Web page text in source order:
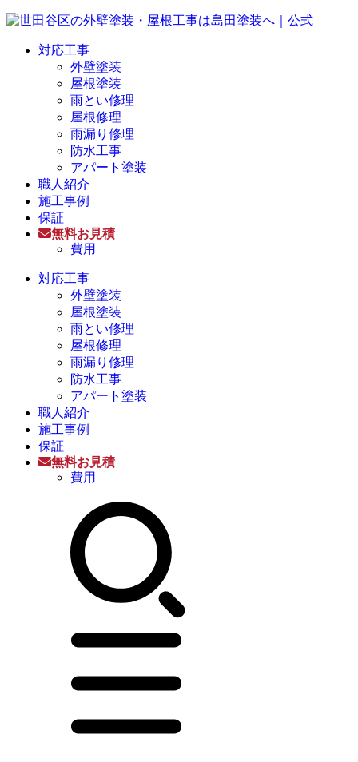
対応工事
外壁塗装
屋根塗装
雨とい修理
屋根修理
雨漏り修理
防水工事
アパート塗装
職人紹介
施工事例
保証
無料お見積
費用
対応工事
外壁塗装
屋根塗装
雨とい修理
屋根修理
雨漏り修理
防水工事
アパート塗装
職人紹介
施工事例
保証
無料お見積
費用